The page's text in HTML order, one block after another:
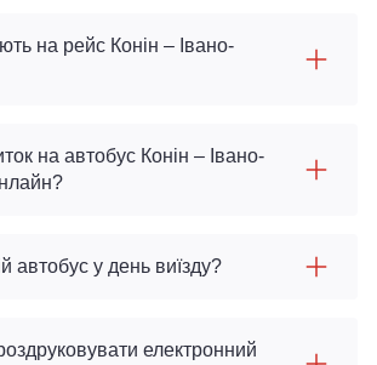
на рейс Конін – Івано-
на автобус Конін – Івано-
автобус у день виїзду?
електронний